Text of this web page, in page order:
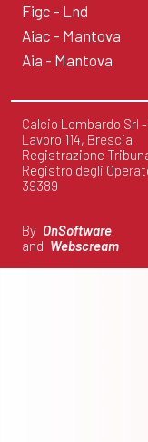
Figc - Lnd
Aiac - Mantova
Aia - Mantova
Calcio Lombardo Srl
Lavoro 114, Brescia
Registrazione
Registro degli
39389
By OnSoftware
and Webscream